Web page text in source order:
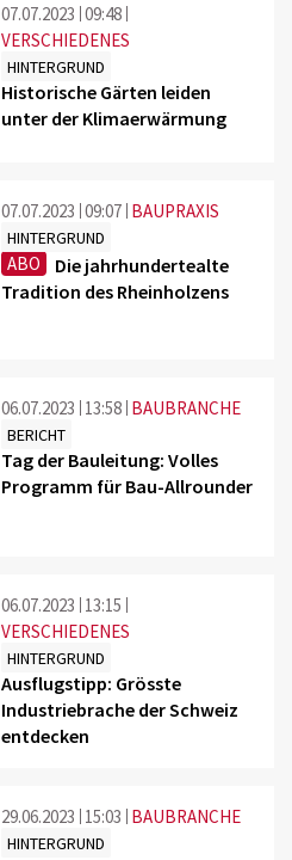
07.07.2023 09:48
VERSCHIEDENES
HINTERGRUND
Historische Gärten leiden
unter der Klimaerwärmung
07.07.2023 09:07 BAUPRAXIS
HINTERGRUND
ABO
Die jahrhundertealte
Tradition des Rheinholzens
06.07.2023 13:58 BAUBRANCHE
BERICHT
Tag der Bauleitung: Volles
Programm für Bau-Allrounder
06.07.2023 13:15
VERSCHIEDENES
HINTERGRUND
Ausflugstipp: Grösste
Industriebrache der Schweiz
entdecken
29.06.2023 15:03 BAUBRANCHE
HINTERGRUND